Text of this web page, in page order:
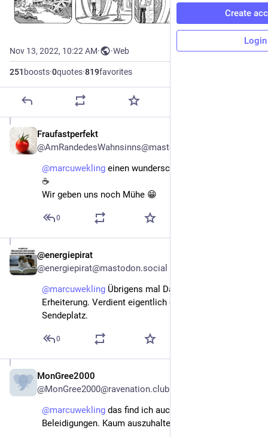
Nov 13, 2022, 10:22 AM· ·Web
251 boosts·0quotes·819favorites
Fraufastperfekt
@marcuwekling einen wunderschönen guten Morgen
☕
Wir geben uns noch Mühe 😁
0
@energiepirat
@energiepirat@mastodon.social
@marcuwekling Übrigens mal Danke, für die
Erheiterung. Verdient eigentlich einen Prime-Time-
Sendeplatz.
0
MonGree2000
@MonGree2000@ravenation.club
@marcuwekling das find ich auch! Einen ganzen ohne
Beleidigungen. Kaum auszuhalten.
Create
Login